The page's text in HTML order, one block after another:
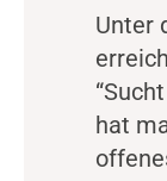
Unter
hat